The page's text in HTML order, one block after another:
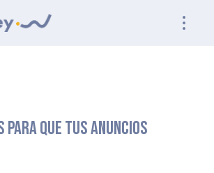
QUE TUS ANUNCIOS